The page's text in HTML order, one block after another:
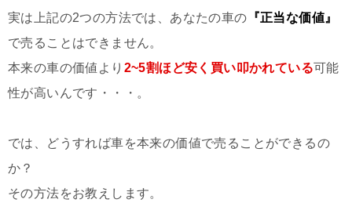
実は上記の2つの方法では、あなたの車の 『正当な価値』
で売ることはできません。
本来の車の価値より 2~5割ほど安く買い叩かれている可能
性が高いんです・・・。
では、どうすれば車を本来の価値で売ることができるの
か？
その方法をお教えします。